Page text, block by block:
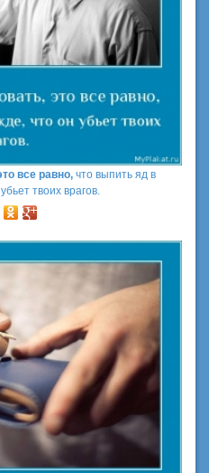
все равно, что выпить яд в
твоих врагов.